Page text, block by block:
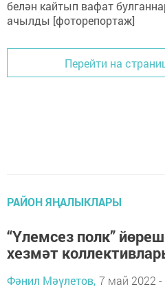
Перейти на
РАЙОН ЯҢАЛЫКЛАРЫ
“Үлемсез полк”
хезмәт
Фәнил Мәүлетов, 7 май 2022 -